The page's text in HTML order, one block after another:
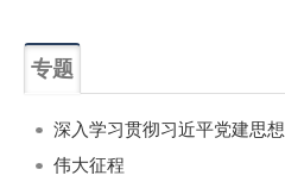
专题
深入学习贯彻习近平党建思想
伟大征程